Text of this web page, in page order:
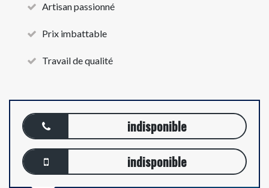
Artisan passionné
Prix imbattable
Travail de qualité
indisponible
indisponible